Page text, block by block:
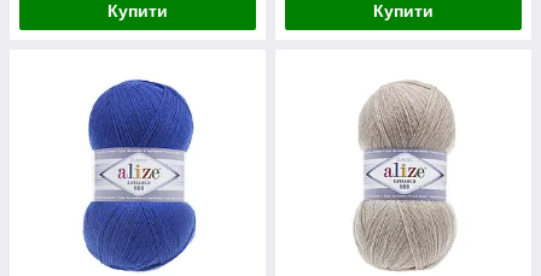
Купити Купити